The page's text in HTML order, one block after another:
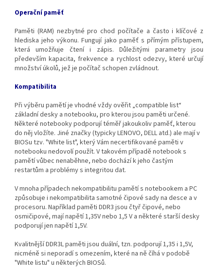
Operační paměť
Paměti (RAM) nezbytné pro chod počítače a často i klíčové z
hlediska jeho výkonu. Fungují jako paměť s přímým přístupem,
která umožňuje čtení i zápis. Důležitými parametry jsou
především kapacita, frekvence a rychlost odezvy, které určují
množství úkolů, jež je počítač schopen zvládnout.
Kompatibilita
Při výběru pamětí je vhodné vždy ověřit „compatible list“
základní desky a notebooku, pro kterou jsou paměti určené.
Některé notebooky podporují téměř jakoukoliv paměť, kterou
do něj vložíte. Jiné značky (typicky LENOVO, DELL atd.) ale mají v
BIOSu tzv. "White list", který Vám necertifikované paměti v
notebooku nedovolí použít. V takovém případě notebook s
pamětí vůbec nenaběhne, nebo dochází k jeho častým
restartům a problémy s integritou dat.
V mnoha případech nekompatibilitu pamětí s notebookem a PC
způsobuje i nekompatibilita samotné čipové sady na desce a v
procesoru. Například paměti DDR3 jsou čtyř čipové, nebo
osmičipové, mají napětí 1,35V nebo 1,5 V a některé starší desky
podporují jen napětí 1,5V.
Kvalitnější DDR3L paměti jsou duální, tzn. podporují 1,35 i 1,5V,
nicméně si neporadí s omezením, které na ně číhá v podobě
"White listu" u některých BIOSů.